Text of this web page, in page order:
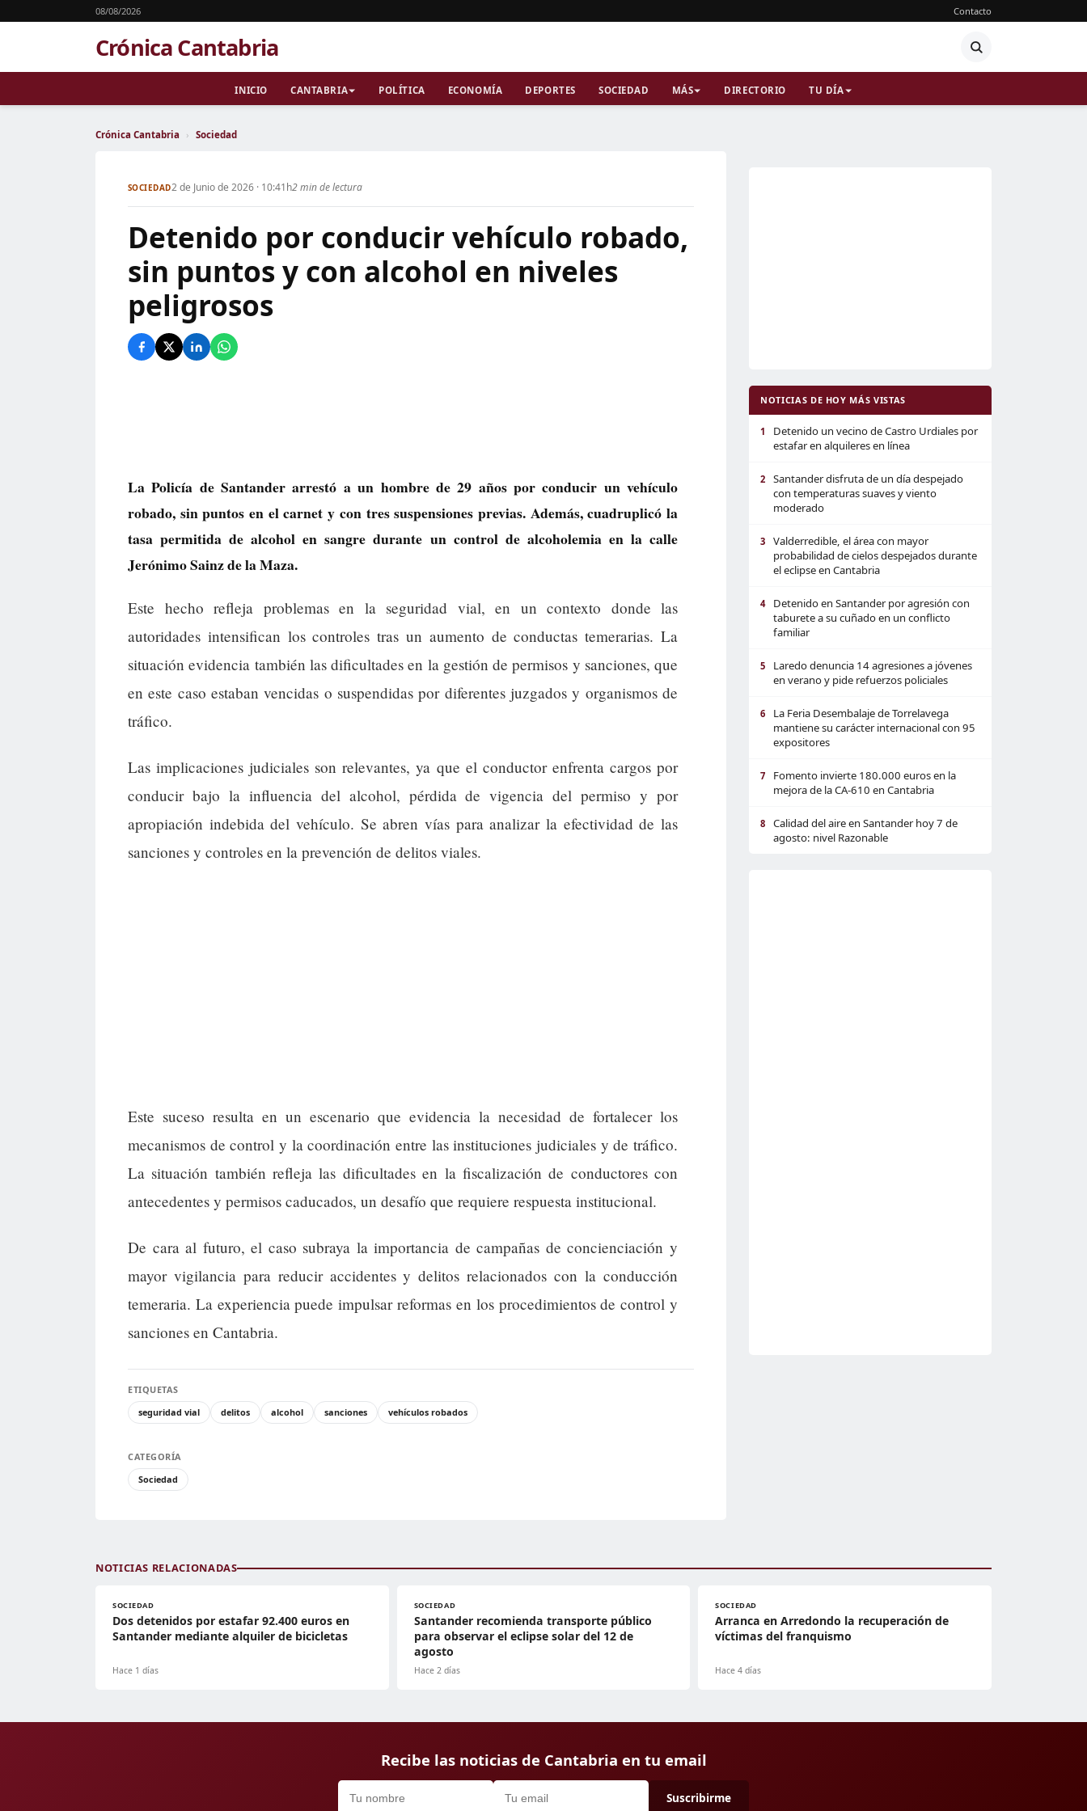
08/08/2026 Contacto
Crónica Cantabria
INICIO CANTABRIA POLÍTICA ECONOMÍA DEPORTES SOCIEDAD MÁS DIRECTORIO TU DÍA
Crónica Cantabria › Sociedad
SOCIEDAD2 de Junio de 2026 · 10:41h2 min de lectura
Detenido por conducir vehículo robado,
sin puntos y con alcohol en niveles
peligrosos
La Policía de Santander arrestó a un hombre de 29 años por conducir un vehículo
robado, sin puntos en el carnet y con tres suspensiones previas. Además, cuadruplicó la
tasa permitida de alcohol en sangre durante un control de alcoholemia en la calle
Jerónimo Sainz de la Maza.
Este hecho refleja problemas en la seguridad vial, en un contexto donde las
autoridades intensifican los controles tras un aumento de conductas temerarias. La
situación evidencia también las dificultades en la gestión de permisos y sanciones, que
en este caso estaban vencidas o suspendidas por diferentes juzgados y organismos de
tráfico.
Las implicaciones judiciales son relevantes, ya que el conductor enfrenta cargos por
conducir bajo la influencia del alcohol, pérdida de vigencia del permiso y por
apropiación indebida del vehículo. Se abren vías para analizar la efectividad de las
sanciones y controles en la prevención de delitos viales.
Este suceso resulta en un escenario que evidencia la necesidad de fortalecer los
mecanismos de control y la coordinación entre las instituciones judiciales y de tráfico.
La situación también refleja las dificultades en la fiscalización de conductores con
antecedentes y permisos caducados, un desafío que requiere respuesta institucional.
De cara al futuro, el caso subraya la importancia de campañas de concienciación y
mayor vigilancia para reducir accidentes y delitos relacionados con la conducción
temeraria. La experiencia puede impulsar reformas en los procedimientos de control y
sanciones en Cantabria.
ETIQUETAS
seguridad vial
delitos alcohol sanciones vehículos robados
CATEGORÍA
Sociedad
NOTICIAS DE HOY MÁS VISTAS
1
Detenido un vecino de Castro Urdiales por
estafar en alquileres en línea
2
Santander disfruta de un día despejado
con temperaturas suaves y viento
moderado
3
Valderredible, el área con mayor
probabilidad de cielos despejados durante
el eclipse en Cantabria
4
Detenido en Santander por agresión con
taburete a su cuñado en un conflicto
familiar
5
Laredo denuncia 14 agresiones a jóvenes
en verano y pide refuerzos policiales
6
La Feria Desembalaje de Torrelavega
mantiene su carácter internacional con 95
expositores
7
Fomento invierte 180.000 euros en la
mejora de la CA-610 en Cantabria
8
Calidad del aire en Santander hoy 7 de
agosto: nivel Razonable
NOTICIAS RELACIONADAS
SOCIEDAD
Dos detenidos por estafar 92.400 euros en
Santander mediante alquiler de bicicletas
Hace 1 días
SOCIEDAD
Santander recomienda transporte público
para observar el eclipse solar del 12 de
agosto
Hace 2 días
SOCIEDAD
Arranca en Arredondo la recuperación de
víctimas del franquismo
Hace 4 días
Recibe las noticias de Cantabria en tu email
Suscribirme